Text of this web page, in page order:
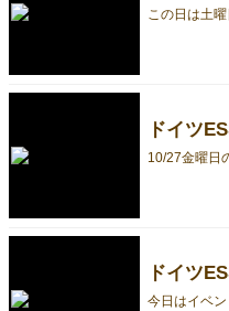
ドイツ
ドイツ